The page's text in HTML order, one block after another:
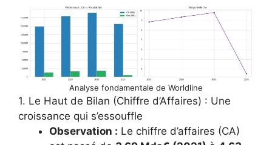
Analyse fondamentale de Worldline
1. Le Haut de Bilan (Chiffre d’Affaires) : Une
croissance qui s’essouffle
Observation : Le chiffre d’affaires (CA)